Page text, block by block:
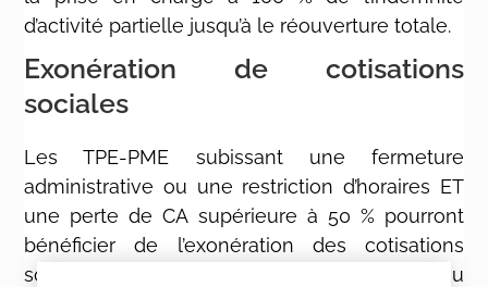
d’activité partielle jusqu’à le réouverture totale.
Exonération de cotisations
sociales
Les TPE-PME subissant une fermeture
administrative ou une restriction d’horaires ET
une perte de CA supérieure à 50 % pourront
bénéficier de l’exonération des cotisations
sociales pendant la période de fermeture ou